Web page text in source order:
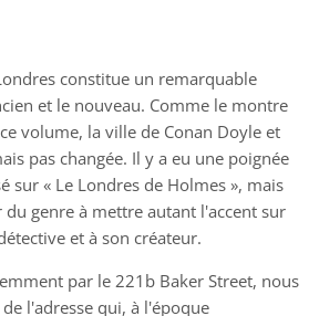
constitue un remarquable
et le nouveau. Comme le montre
volume, la ville de Conan Doyle et
pas changée. Il y a eu une poignée
sur « Le Londres de Holmes », mais
genre à mettre autant l'accent sur
et à son créateur.
par le 221b Baker Street, nous
l'adresse qui, à l'époque